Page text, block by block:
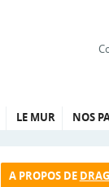
LE MUR NOS
A PROPOS DE